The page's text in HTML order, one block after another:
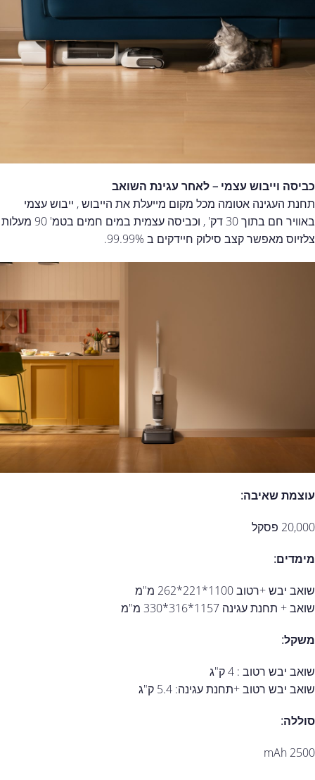
כביסה וייבוש עצמי – לאחר עגינת השואב
תחנת העגינה אטומה מכל מקום מייעלת את הייבוש , ייבוש עצמי
באוויר חם בתוך 30 דק' , וכביסה עצמית במים חמים בטמ' 90 מעלות
צלזיוס מאפשר קצב סילוק חיידקים ב 99.99%.
עוצמת שאיבה:
20,000 פסקל
מימדים:
שואב יבש +רטוב 1100*221*262 מ"מ
שואב + תחנת עגינה 1157*316*330 מ"מ
משקל:
שואב יבש רטוב : 4 ק"ג
שואב יבש רטוב +תחנת עגינה: 5.4 ק"ג
סוללה:
2500 mAh